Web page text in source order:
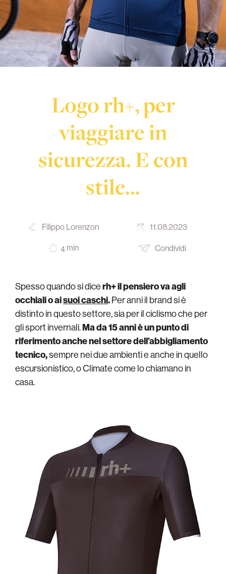
Logo rh+, per
viaggiare in
sicurezza. E con
stile…
Filippo Lorenzon 11.08.2023
4 min Condividi
Spesso quando si dicerh+ il pensiero va agli
occhiali o aisuoi caschi.Per anni il brand si è
distinto in questo settore, sia per il ciclismo che per
gli sport invernali.Ma da 15 anni è un punto di
riferimento anche nel settore dell’abbigliamento
tecnico,sempre nei due ambienti e anche in quello
escursionistico, o Climate come lo chiamano in
casa.